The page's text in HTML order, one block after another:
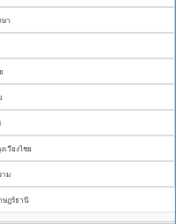
ษา
เวียงไชย
าม
ษฎร์ธานี